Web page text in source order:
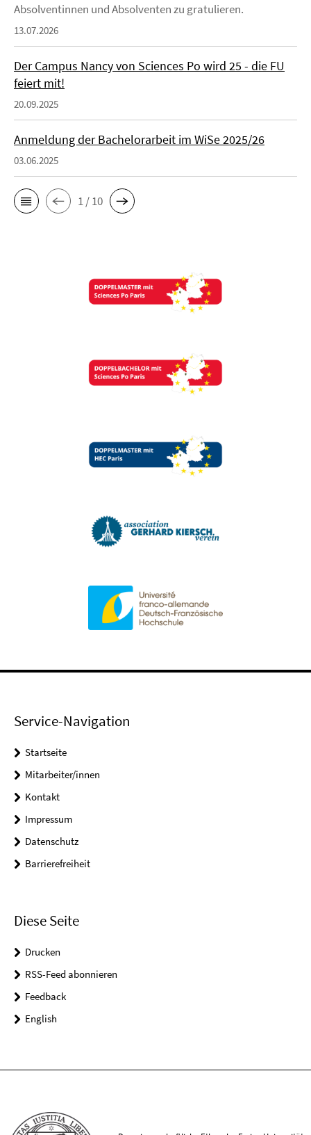
Absolventinnen und Absolventen zu gratulieren.
13.07.2026
Der Campus Nancy von Sciences Po wird 25 - die FU
feiert mit!
20.09.2025
Anmeldung der Bachelorarbeit im WiSe 2025/26
03.06.2025
1 / 10
Service-Navigation
Startseite
Mitarbeiter/innen
Kontakt
Impressum
Datenschutz
Barrierefreiheit
Diese Seite
Drucken
RSS-Feed abonnieren
Feedback
English